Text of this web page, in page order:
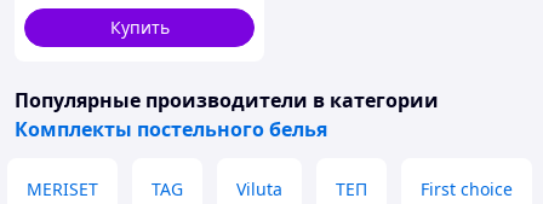
Купить
Популярные производители в категории
Комплекты постельного белья
MERISET TAG Viluta ТЕП First choice